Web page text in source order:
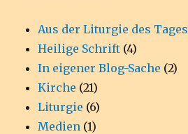
Aus der Liturgie des Tages
Heilige Schrift (4)
In eigener Blog-Sache (2)
Kirche (21)
Liturgie (6)
Medien (1)